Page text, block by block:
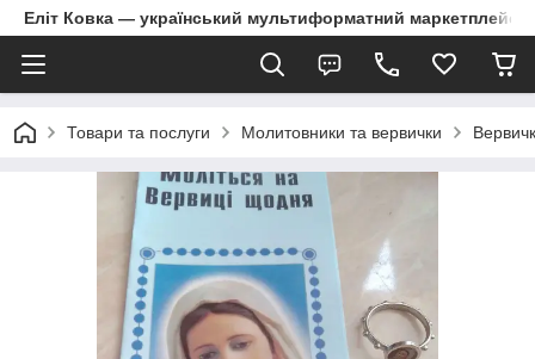
Еліт Ковка — український мультиформатний маркетплейс
Товари та послуги Молитовники та вервички